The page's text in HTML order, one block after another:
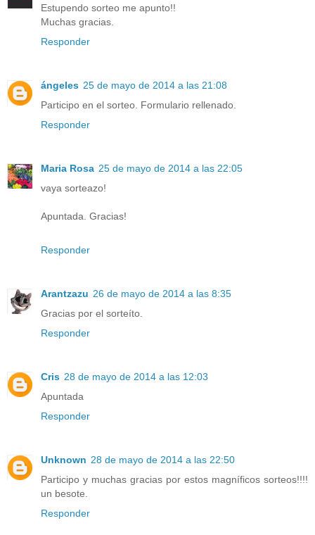
Estupendo sorteo me apunto!!
Muchas gracias.
Responder
ángeles 25 de mayo de 2014 a las 21:08
Participo en el sorteo. Formulario rellenado.
Responder
Maria Rosa 25 de mayo de 2014 a las 22:05
vaya sorteazo!
Apuntada. Gracias!
Responder
Arantzazu 26 de mayo de 2014 a las 8:35
Gracias por el sorteíto.
Responder
Cris 28 de mayo de 2014 a las 12:03
Apuntada
Responder
Unknown 28 de mayo de 2014 a las 22:50
Participo y muchas gracias por estos magníficos sorteos!!!!
un besote.
Responder